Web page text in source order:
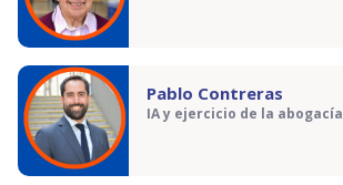
Pablo Contreras
IA y ejercicio de la abogacía